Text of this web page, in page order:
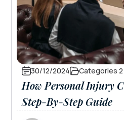
30/12/2024 Categories 2
How Personal Injury
Step-By-Step Guide